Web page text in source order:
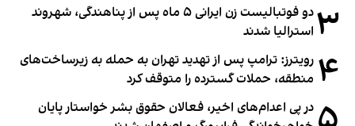
۳
دو فوتبالیست زن ایرانی ۵ ماه پس از پناهندگی، شهروند
استرالیا شدند
۴ رویترز: ترامپ پس از تهدید تهران به حمله به زیرساخت‌های
منطقه، حملات گسترده را متوقف کرد
در پی اعدام‌های اخیر، فعالان حقوق بشر خواستار پایان